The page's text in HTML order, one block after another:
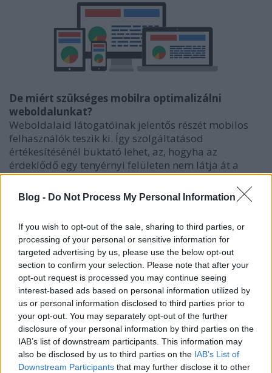
Blog - Do Not Process My Personal Information
If you wish to opt-out of the sale, sharing to third parties, or
processing of your personal or sensitive information for
targeted advertising by us, please use the below opt-out
section to confirm your selection. Please note that after your
opt-out request is processed you may continue seeing
interest-based ads based on personal information utilized by
us or personal information disclosed to third parties prior to
your opt-out. You may separately opt-out of the further
disclosure of your personal information by third parties on the
IAB’s list of downstream participants. This information may
also be disclosed by us to third parties on the IAB’s List of
Downstream Participants that may further disclose it to other
De miért szükséges mobilra optimalizálni
weboldalunkat?
Weboldalaid látogatóinak jelentős részét mobilos
felhasználók teszik ki. Így szolgáltatásod
értékesítésénél buktató lehet, az, hogyha az
érdeklődő egy tenyérnyi felületen nem látja át a
weboldaladat és érdektelenné válik.Ez az egyik ok.
A másik, ami szükségessé teszi az optimalizálást, a
Google Inc. szigorítása. Eddig csak a rangsorolásban
Idén májustólmár elképzelhető, hogy nem jelenik
meg oldalad a keresési találatok között, azért, hogy
a felhasználó hamarabb megtalálja az általa
keresett minőségi tartalmat, ezzel a felhasználói
élményt növelve.A nem mobilbarát weboldal -
hiába tartalmas – nem számít minőséginek.
Mielőtt elkezdenéd, ellenőrizd le oldaladat!
1. A Google Analytics segítségével leellenőrizheted,
hogy hány százalékban látogatják weboldaladat